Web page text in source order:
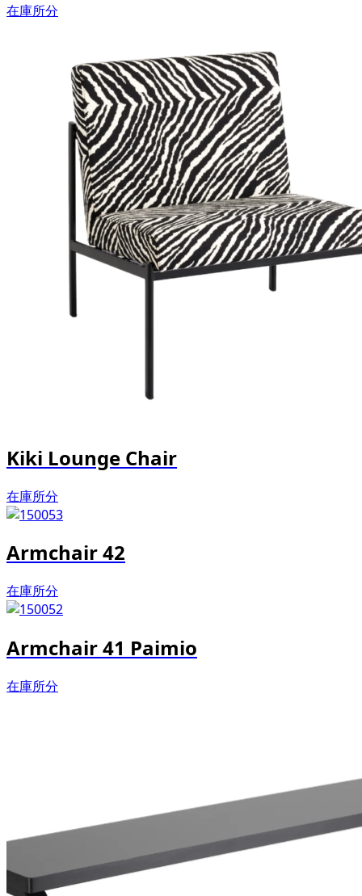
在庫所分
Kiki Lounge Chair
在庫所分
Armchair 42
在庫所分
Armchair 41 Paimio
在庫所分